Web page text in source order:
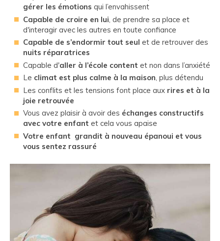
gérer les émotions qui l’envahissent
Capable de croire en lui , de prendre sa place et
d'interagir avec les autres en toute confiance
Capable de s’endormir tout seul et de retrouver des
nuits réparatrices
Capable d'aller à l’école content et non dans l’anxiété
Le climat est plus calme à la maison, plus détendu
Les conflits et les tensions font place aux rires et à la
joie retrouvée
Vous avez plaisir à avoir des échanges constructifs
avec votre enfant et cela vous apaise
Votre enfant grandit à nouveau épanoui et vous
vous sentez rassuré